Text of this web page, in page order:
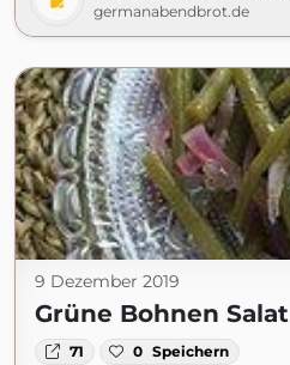
germanabendbrot.de
9 Dezember 2019
Grüne Bohnen Salat
71 0 Speichern